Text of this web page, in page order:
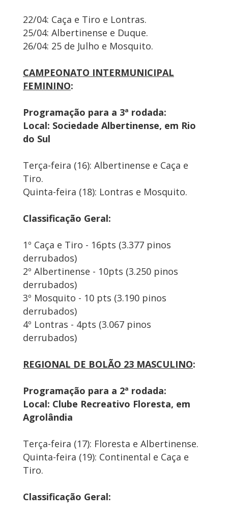
22/04: Caça e Tiro e Lontras.
25/04: Albertinense e Duque.
26/04: 25 de Julho e Mosquito.
CAMPEONATO INTERMUNICIPAL
FEMININO:
Programação para a 3ª rodada:
Local: Sociedade Albertinense, em Rio
do Sul
Terça-feira (16): Albertinense e Caça e
Tiro.
Quinta-feira (18): Lontras e Mosquito.
Classificação Geral:
1º Caça e Tiro - 16pts (3.377 pinos
derrubados)
2º Albertinense - 10pts (3.250 pinos
derrubados)
3º Mosquito - 10 pts (3.190 pinos
derrubados)
4º Lontras - 4pts (3.067 pinos
derrubados)
REGIONAL DE BOLÃO 23 MASCULINO:
Programação para a 2ª rodada:
Local: Clube Recreativo Floresta, em
Agrolândia
Terça-feira (17): Floresta e Albertinense.
Quinta-feira (19): Continental e Caça e
Tiro.
Classificação Geral: